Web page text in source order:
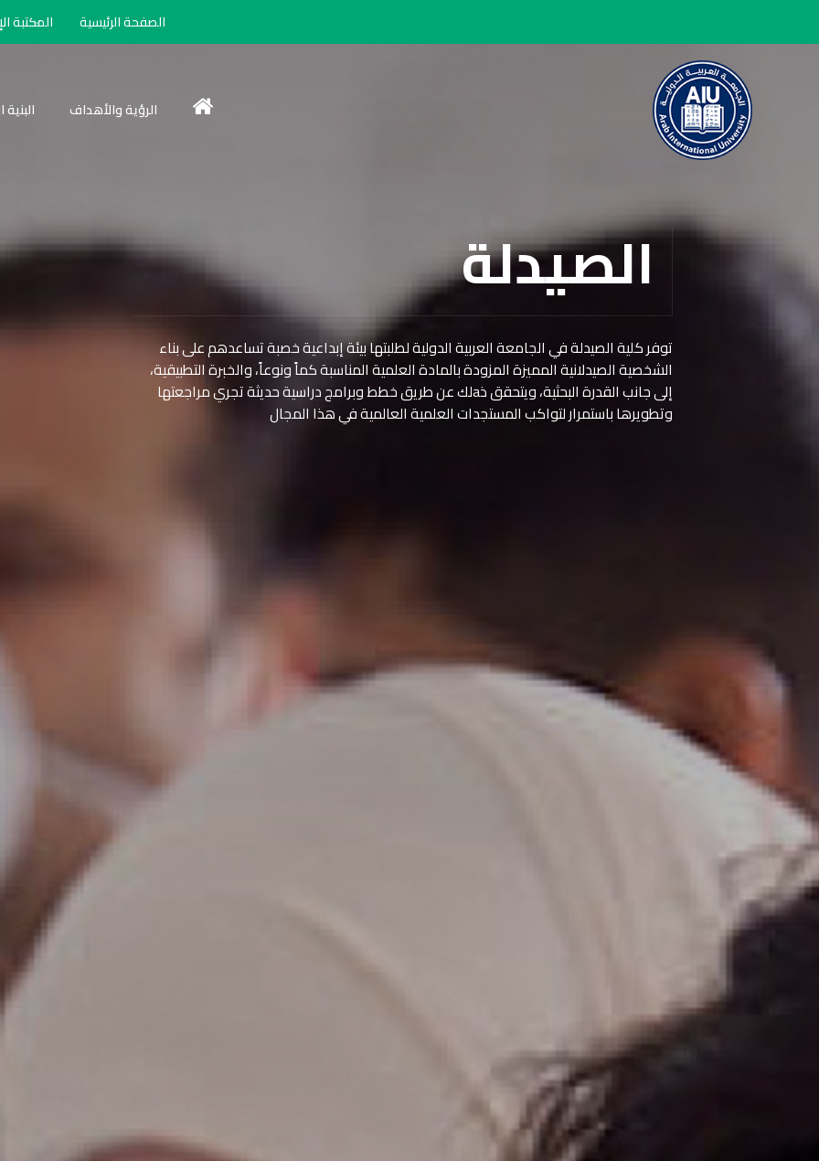
الصفحة الرئيسية المكتبة
الرؤية والأهداف
الصيدلة
توفر كلية الصيدلة في الجامعة العربية الدولية لطلبتها بيئة إبداعية خصبة تساعدهم على بناء
الشخصية الصيدلانية المميزة المزودة بالمادة العلمية المناسبة كماً ونوعاً، والخبرة التطبيقية،
إلى جانب القدرة البحثية، ويتحقق ذaلك عن طريق خطط وبرامج دراسية حديثة تجري مراجعتها
وتطويرها باستمرار لتواكب المستجدات العلمية العالمية في هذا المجال